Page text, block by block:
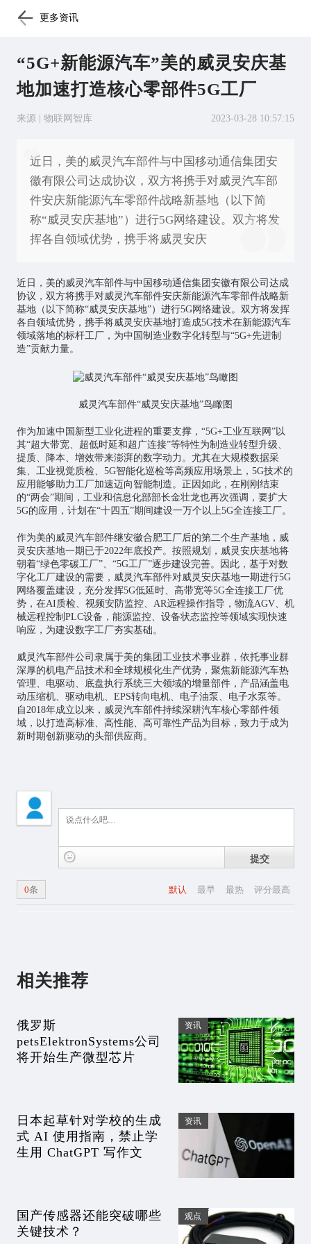
更多资讯
“5G+新能源汽车”美的威灵安庆基
地加速打造核心零部件5G工厂
来源 | 物联网智库 2023-03-28 10:57:15
近日，美的威灵汽车部件与中国移动通信集团安
徽有限公司达成协议，双方将携手对威灵汽车部
件安庆新能源汽车零部件战略新基地（以下简
称“威灵安庆基地”）进行5G网络建设。双方将发
挥各自领域优势，携手将威灵安庆
近日，美的威灵汽车部件与中国移动通信集团安徽有限公司达成
协议，双方将携手对威灵汽车部件安庆新能源汽车零部件战略新
基地（以下简称“威灵安庆基地”）进行5G网络建设。双方将发挥
各自领域优势，携手将威灵安庆基地打造成5G技术在新能源汽车
领域落地的标杆工厂，为中国制造业数字化转型与“5G+先进制
造”贡献力量。
威灵汽车部件“威灵安庆基地”鸟瞰图
作为加速中国新型工业化进程的重要支撑，“5G+工业互联网”以
其“超大带宽、超低时延和超广连接”等特性为制造业转型升级、
提质、降本、增效带来澎湃的数字动力。尤其在大规模数据采
集、工业视觉质检、5G智能化巡检等高频应用场景上，5G技术的
应用能够助力工厂加速迈向智能制造。正因如此，在刚刚结束
的“两会”期间，工业和信息化部部长金壮龙也再次强调，要扩大
5G的应用，计划在“十四五”期间建设一万个以上5G全连接工厂。
作为美的威灵汽车部件继安徽合肥工厂后的第二个生产基地，威
灵安庆基地一期已于2022年底投产。按照规划，威灵安庆基地将
朝着“绿色零碳工厂”、“5G工厂”逐步建设完善。因此，基于对数
字化工厂建设的需要，威灵汽车部件对威灵安庆基地一期进行5G
网络覆盖建设，充分发挥5G低延时、高带宽等5G全连接工厂优
势，在AI质检、视频安防监控、AR远程操作指导，物流AGV、机
械远程控制PLC设备，能源监控、设备状态监控等领域实现快速
响应，为建设数字工厂夯实基础。
威灵汽车部件公司隶属于美的集团工业技术事业群，依托事业群
深厚的机电产品技术和全球规模化生产优势，聚焦新能源汽车热
管理、电驱动、底盘执行系统三大领域的增量部件，产品涵盖电
动压缩机、驱动电机、EPS转向电机、电子油泵、电子水泵等。
自2018年成立以来，威灵汽车部件持续深耕汽车核心零部件领
域，以打造高标准、高性能、高可靠性产品为目标，致力于成为
新时期创新驱动的头部供应商。
提交
默认 最早 最热 评分最高
0条
相关推荐
俄罗斯
petsElektronSystems公司
将开始生产微型芯片
资讯
日本起草针对学校的生成
式 AI 使用指南，禁止学
生用 ChatGPT 写作文
资讯
国产传感器还能突破哪些
关键技术？
观点